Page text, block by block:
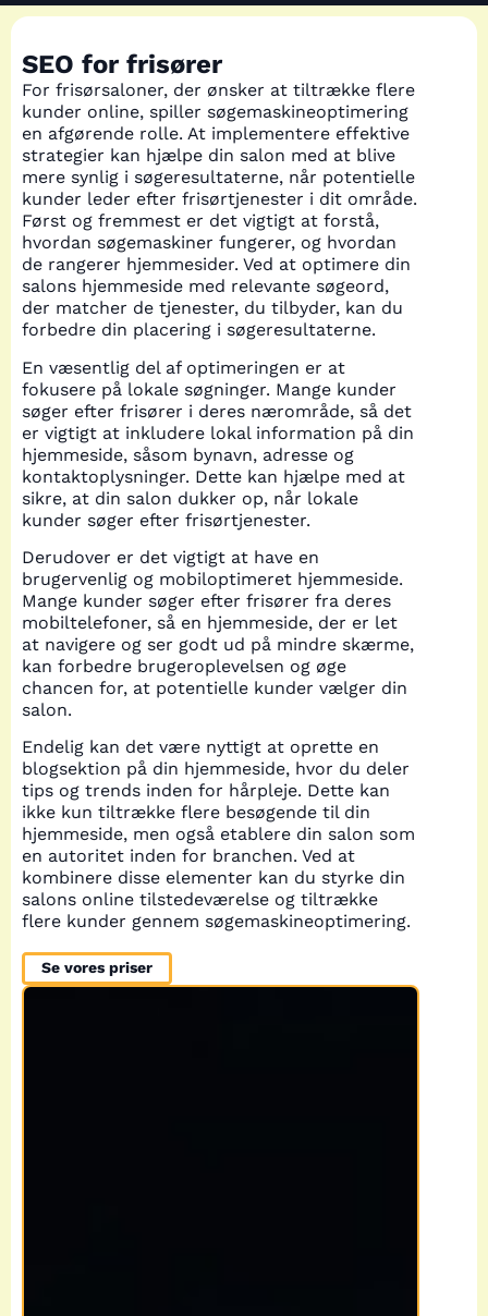
SEO for frisører
For frisørsaloner, der ønsker at tiltrække flere
kunder online, spiller søgemaskineoptimering
en afgørende rolle. At implementere effektive
strategier kan hjælpe din salon med at blive
mere synlig i søgeresultaterne, når potentielle
kunder leder efter frisørtjenester i dit område.
Først og fremmest er det vigtigt at forstå,
hvordan søgemaskiner fungerer, og hvordan
de rangerer hjemmesider. Ved at optimere din
salons hjemmeside med relevante søgeord,
der matcher de tjenester, du tilbyder, kan du
forbedre din placering i søgeresultaterne.
En væsentlig del af optimeringen er at
fokusere på lokale søgninger. Mange kunder
søger efter frisører i deres nærområde, så det
er vigtigt at inkludere lokal information på din
hjemmeside, såsom bynavn, adresse og
kontaktoplysninger. Dette kan hjælpe med at
sikre, at din salon dukker op, når lokale
kunder søger efter frisørtjenester.
Derudover er det vigtigt at have en
brugervenlig og mobiloptimeret hjemmeside.
Mange kunder søger efter frisører fra deres
mobiltelefoner, så en hjemmeside, der er let
at navigere og ser godt ud på mindre skærme,
kan forbedre brugeroplevelsen og øge
chancen for, at potentielle kunder vælger din
salon.
Endelig kan det være nyttigt at oprette en
blogsektion på din hjemmeside, hvor du deler
tips og trends inden for hårpleje. Dette kan
ikke kun tiltrække flere besøgende til din
hjemmeside, men også etablere din salon som
en autoritet inden for branchen. Ved at
kombinere disse elementer kan du styrke din
salons online tilstedeværelse og tiltrække
flere kunder gennem søgemaskineoptimering.
Se vores priser